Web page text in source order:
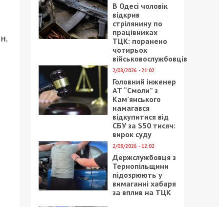
В Одесі чоловік
відкрив
стрілянину по
працівниках
ТЦК: поранено
чотирьох
військовослужбовців
2/08/2026 - 21:02
Головний інженер
АТ “Смоли” з
Кам’янського
намагався
відкупитися від
СБУ за $50 тисяч:
вирок суду
2/08/2026 - 12:02
Держслужбовця з
Тернопільщини
підозрюють у
вимаганні хабаря
за вплив на ТЦК